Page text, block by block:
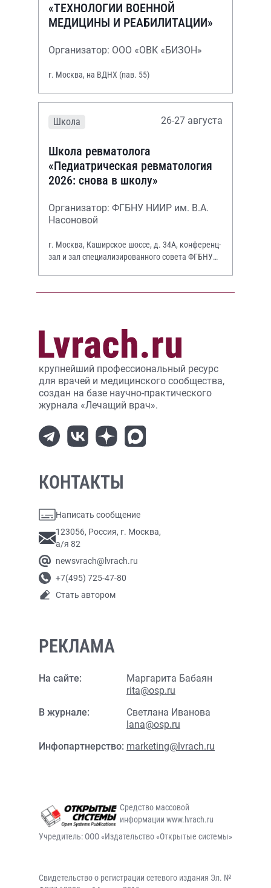
«ТЕХНОЛОГИИ ВОЕННОЙ
МЕДИЦИНЫ И РЕАБИЛИТАЦИИ»
Организатор: ООО «ОВК «БИЗОН»
г. Москва, на ВДНХ (пав. 55)
Школа 26-27 августа
Школа ревматолога
«Педиатрическая ревматология
2026: снова в школу»
Организатор: ФГБНУ НИИР им. В.А.
Насоновой
г. Москва, Каширское шоссе, д. 34А, конференц-
зал и зал специализированного совета ФГБНУ
крупнейший профессиональный ресурс
для врачей и медицинского сообщества,
создан на базе научно-практического
журнала «Лечащий врач».
КОНТАКТЫ
Написать сообщение
123056, Россия, г. Москва,
а/я 82
newsvrach@lvrach.ru
+7(495) 725-47-80
Стать автором
РЕКЛАМА
На сайте:
Маргарита Бабаян
rita@osp.ru
В журнале:
Светлана Иванова
lana@osp.ru
Инфопартнерство: marketing@lvrach.ru
Средство массовой
информации www.lvrach.ru
Учредитель: ООО «Издательство «Открытые системы»
Свидетельство о регистрации сетевого издания Эл. №